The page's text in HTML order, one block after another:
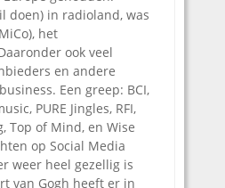
in
doen) in radioland, was
het
ook veel
en andere
Een greep: BCI,
PURE Jingles, RFI,
Top of Mind, en Wise
op Social Media
weer heel gezellig is
van Gogh heeft er in